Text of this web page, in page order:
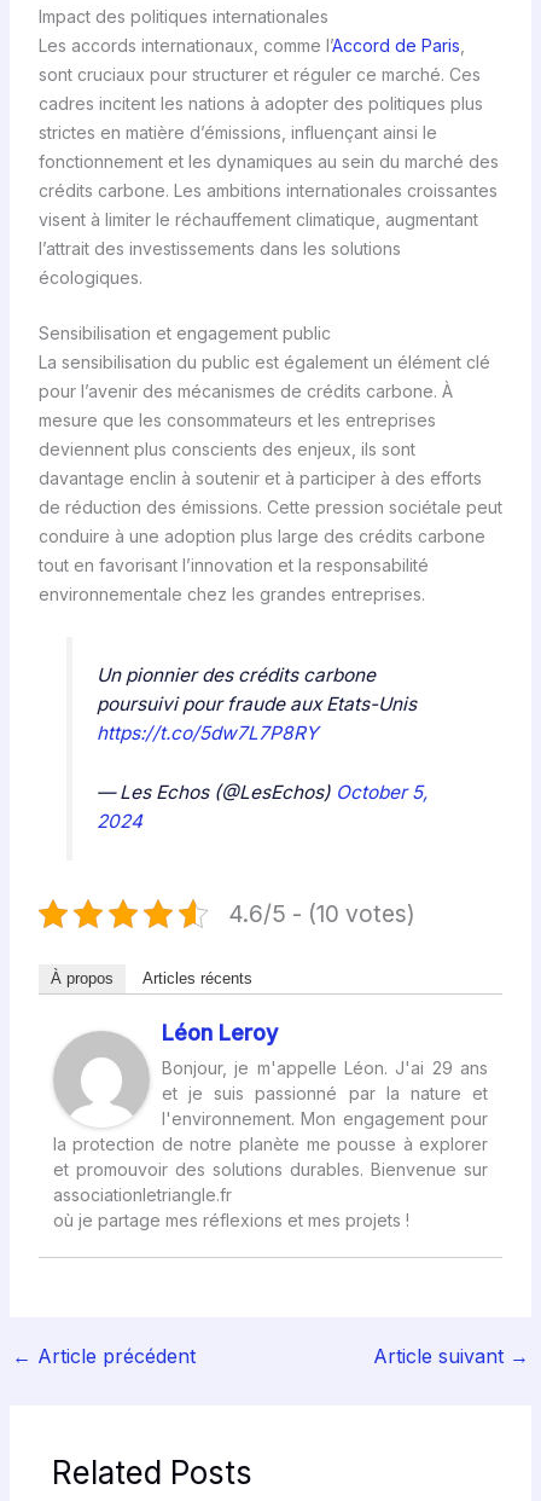
Impact des politiques internationales
Les accords internationaux, comme l’Accord de Paris
sont cruciaux pour structurer et réguler ce marché. Ces
cadres incitent les nations à adopter des politiques plus
strictes en matière d’émissions, influençant ainsi le
fonctionnement et les dynamiques au sein du marché des
crédits carbone. Les ambitions internationales croissantes
visent à limiter le réchauffement climatique, augmentant
l’attrait des investissements dans les solutions
écologiques.
Sensibilisation et engagement public
La sensibilisation du public est également un élément clé
pour l’avenir des mécanismes de crédits carbone. À
mesure que les consommateurs et les entreprises
deviennent plus conscients des enjeux, ils sont
davantage enclin à soutenir et à participer à des efforts
de réduction des émissions. Cette pression sociétale peut
conduire à une adoption plus large des crédits carbone
tout en favorisant l’innovation et la responsabilité
environnementale chez les grandes entreprises.
Un pionnier des crédits carbone
poursuivi pour fraude aux Etats-Unis
https://t.co/5dw7L7P8RY
— Les Echos (@LesEchos) October 5,
2024
4.6/5 - (10 votes)
À propos Articles récents
Léon Leroy
Bonjour, je m'appelle Léon. J'ai 29 ans
et je suis passionné par la nature et
l'environnement. Mon engagement pour
la protection de notre planète me pousse à explorer
et promouvoir des solutions durables. Bienvenue sur
associationletriangle.fr
où je partage mes réflexions et mes projets !
← Article précédent Article suivant →
Related Posts